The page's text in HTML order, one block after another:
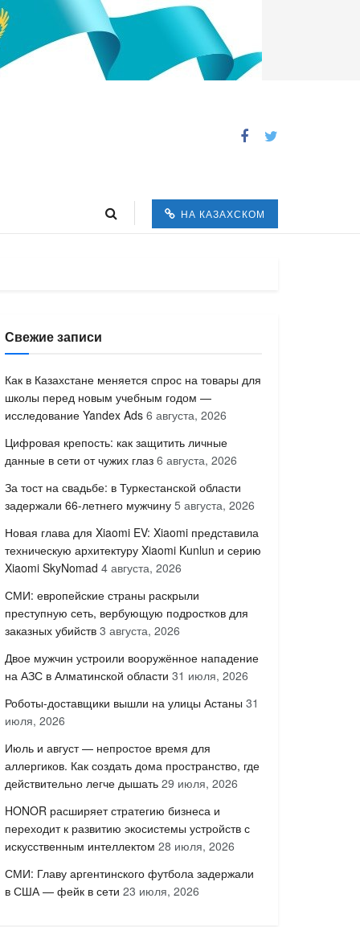
НА КАЗАХСКОМ
Свежие записи
Как в Казахстане меняется спрос на товары для
школы перед новым учебным годом —
исследование Yandex Ads 6 августа, 2026
Цифровая крепость: как защитить личные
данные в сети от чужих глаз 6 августа, 2026
За тост на свадьбе: в Туркестанской области
задержали 66-летнего мужчину 5 августа, 2026
Новая глава для Xiaomi EV: Xiaomi представила
техническую архитектуру Xiaomi Kunlun и серию
Xiaomi SkyNomad 4 августа, 2026
СМИ: европейские страны раскрыли
преступную сеть, вербующую подростков для
заказных убийств 3 августа, 2026
Двое мужчин устроили вооружённое нападение
на АЗС в Алматинской области 31 июля, 2026
Роботы-доставщики вышли на улицы Астаны 31
июля, 2026
Июль и август — непростое время для
аллергиков. Как создать дома пространство, где
действительно легче дышать 29 июля, 2026
HONOR расширяет стратегию бизнеса и
переходит к развитию экосистемы устройств с
искусственным интеллектом 28 июля, 2026
СМИ: Главу аргентинского футбола задержали
в США — фейк в сети 23 июля, 2026